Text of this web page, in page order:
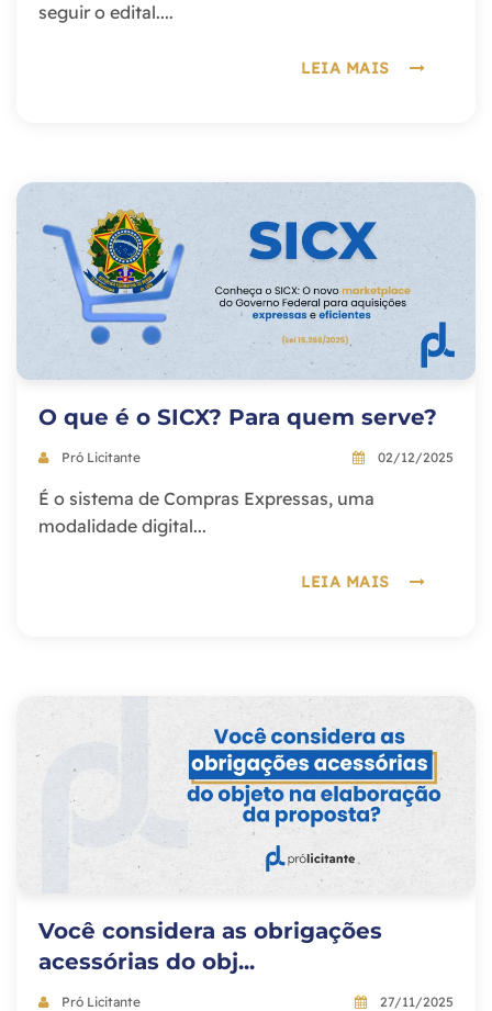
seguir o edital....
LEIA MAIS
O que é o SICX? Para quem serve?
Pró Licitante 02/12/2025
É o sistema de Compras Expressas, uma
modalidade digital...
LEIA MAIS
Você considera as obrigações
acessórias do obj...
Pró Licitante 27/11/2025